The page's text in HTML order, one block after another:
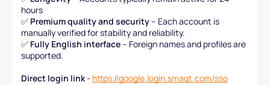
hours
✅ Premium quality and security– Each account is
manually verified for stability and reliability.
✅ Fully English interface– Foreign names and profiles are
supported.
Direct login link- https://google.login.smaqt.com/sso